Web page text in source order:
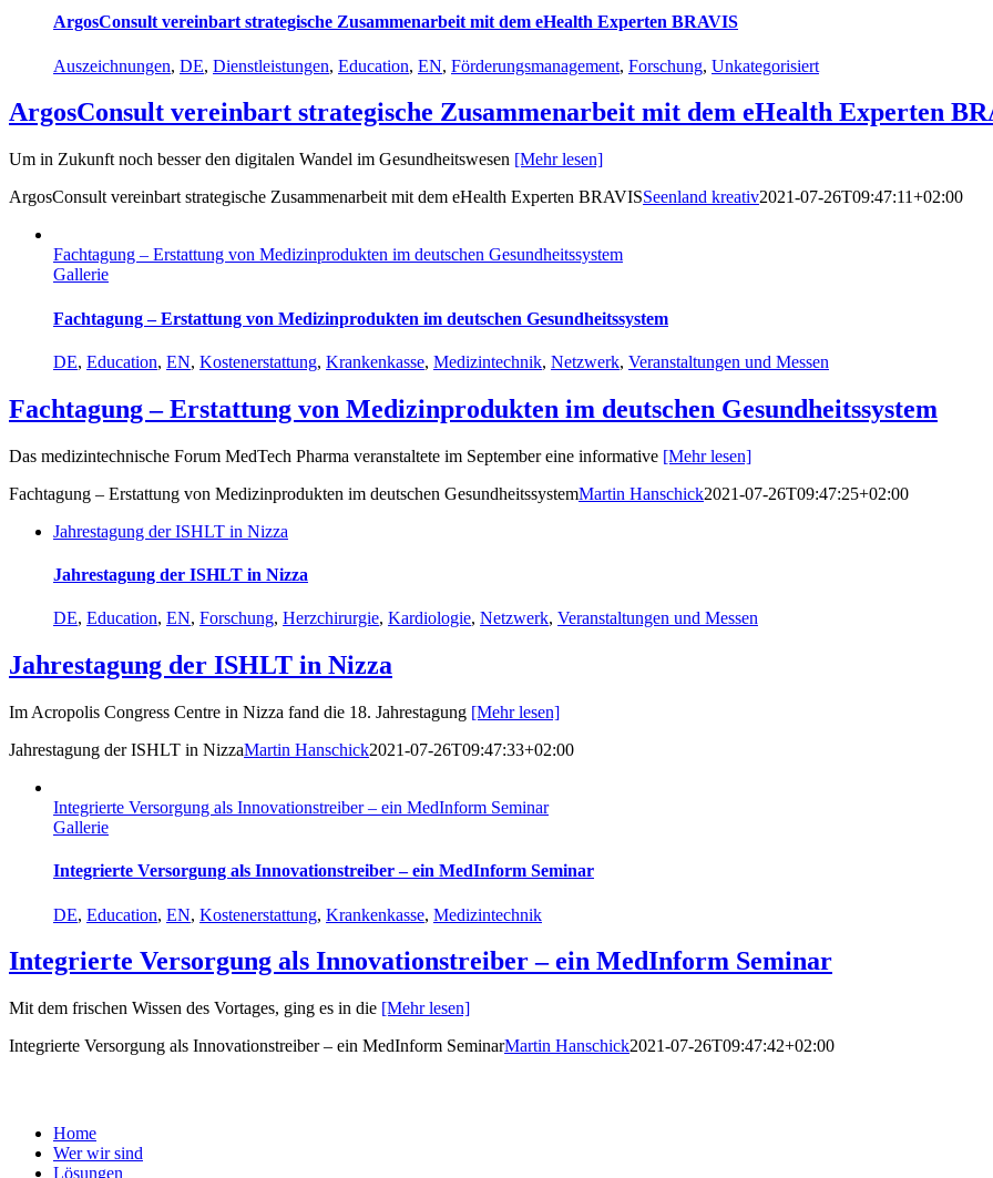
ArgosConsult vereinbart strategische Zusammenarbeit mit dem eHealth Experten BRAVIS
Auszeichnungen, DE, Dienstleistungen, Education, EN, Förderungsmanagement, Forschung, Unkategorisiert
ArgosConsult vereinbart strategische Zusammenarbeit mit dem eHealth Experten
Um in Zukunft noch besser den digitalen Wandel im Gesundheitswesen [Mehr lesen]
ArgosConsult vereinbart strategische Zusammenarbeit mit dem eHealth Experten BRAVISSeenland kreativ2021-07-26T09:47:11+02:00
Fachtagung – Erstattung von Medizinprodukten im deutschen Gesundheitssystem
Gallerie
Fachtagung – Erstattung von Medizinprodukten im deutschen Gesundheitssystem
DE, Education, EN, Kostenerstattung, Krankenkasse, Medizintechnik, Netzwerk, Veranstaltungen und Messen
Fachtagung – Erstattung von Medizinprodukten im deutschen Gesundheitssystem
Das medizintechnische Forum MedTech Pharma veranstaltete im September eine informative [Mehr lesen]
Fachtagung – Erstattung von Medizinprodukten im deutschen GesundheitssystemMartin Hanschick2021-07-26T09:47:25+02:00
Jahrestagung der ISHLT in Nizza
Jahrestagung der ISHLT in Nizza
DE, Education, EN, Forschung, Herzchirurgie, Kardiologie, Netzwerk, Veranstaltungen und Messen
Jahrestagung der ISHLT in Nizza
Im Acropolis Congress Centre in Nizza fand die 18. Jahrestagung [Mehr lesen]
Jahrestagung der ISHLT in NizzaMartin Hanschick2021-07-26T09:47:33+02:00
Integrierte Versorgung als Innovationstreiber – ein MedInform Seminar
Gallerie
Integrierte Versorgung als Innovationstreiber – ein MedInform Seminar
DE, Education, EN, Kostenerstattung, Krankenkasse, Medizintechnik
Integrierte Versorgung als Innovationstreiber – ein MedInform Seminar
Mit dem frischen Wissen des Vortages, ging es in die [Mehr lesen]
Integrierte Versorgung als Innovationstreiber – ein MedInform SeminarMartin Hanschick2021-07-26T09:47:42+02:00
Home
Wer wir sind
Lösungen